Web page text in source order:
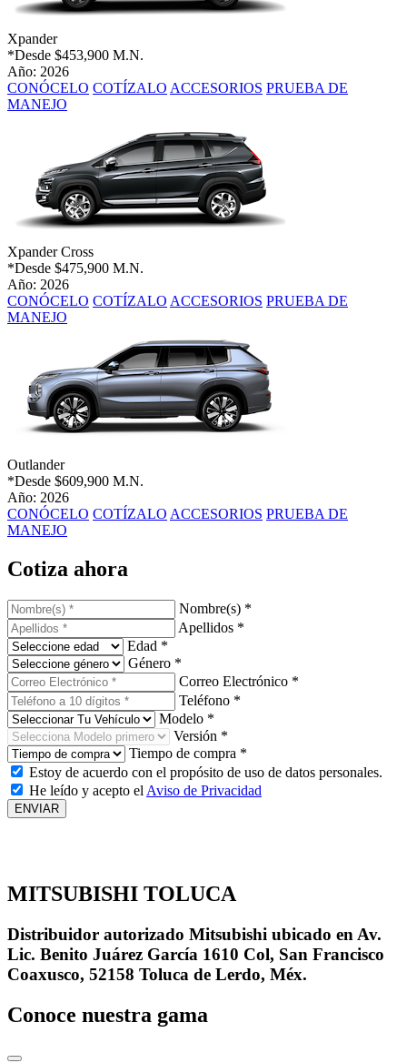
Xpander
*Desde $453,900 M.N.
Año: 2026
CONÓCELO COTÍZALO ACCESORIOS PRUEBA DE
MANEJO
Xpander Cross
*Desde $475,900 M.N.
Año: 2026
CONÓCELO COTÍZALO ACCESORIOS PRUEBA DE
MANEJO
Outlander
*Desde $609,900 M.N.
Año: 2026
CONÓCELO COTÍZALO ACCESORIOS PRUEBA DE
MANEJO
Cotiza ahora
Nombre(s) *
Apellidos *
Edad *
Género *
Correo Electrónico *
Teléfono *
Modelo *
Versión *
Tiempo de compra *
Estoy de acuerdo con el propósito de uso de datos personales.
He leído y acepto el Aviso de Privacidad
MITSUBISHI TOLUCA
Distribuidor autorizado Mitsubishi ubicado en Av.
Lic. Benito Juárez García 1610 Col, San Francisco
Coaxusco, 52158 Toluca de Lerdo, Méx.
Conoce nuestra gama